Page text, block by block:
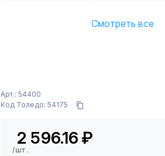
Смотреть все
Арт.: 54400
Код Толедо: 54175
2 596.16 ₽
/шт.